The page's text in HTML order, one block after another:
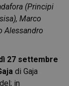
(Principi
Marco
Alessandro
27 settembre
di Gaja
in